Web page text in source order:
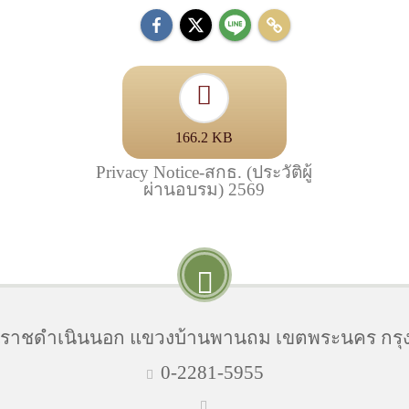
166.2 KB
Privacy Notice-สกธ. (ประวัติผู้
ผ่านอบรม) 2569
าชดำเนินนอก แขวงบ้านพานถม เขตพระนคร กรุ
0-2281-5955